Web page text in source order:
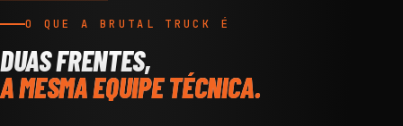
O QUE A BRUTAL TRUCK É
DUAS FRENTES,
A MESMA EQUIPE TÉCNICA.